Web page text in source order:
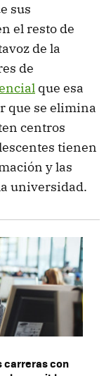
sus
el resto de
de la
de
que esa
que se elimina
centros
tienen
y las
universidad.
carreras con